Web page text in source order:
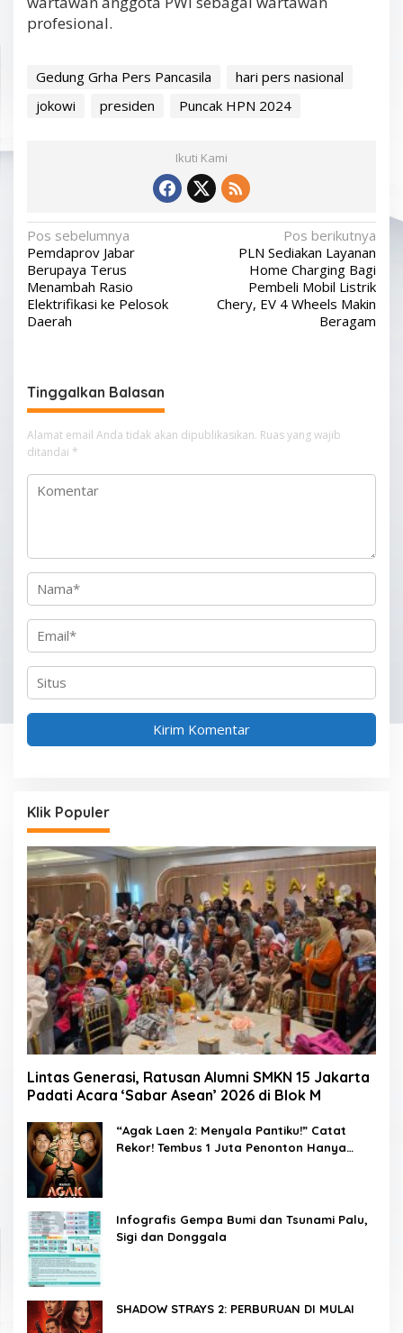
profesional.
Gedung Grha Pers Pancasila
hari pers nasional
jokowi
presiden Puncak HPN 2024
Ikuti Kami
N
a
v
i
s
i
p
o
s
Pos sebelumnya
Pemdaprov Jabar
Berupaya Terus
Menambah Rasio
Elektrifikasi ke Pelosok
Daerah
Pos berikutnya
PLN Sediakan Layanan
Home Charging Bagi
Pembeli Mobil Listrik
Chery, EV 4 Wheels Makin
Beragam
Tinggalkan Balasan
Alamat email Anda tidak akan dipublikasikan. Ruas yang wajib
ditandai *
Klik Populer
Lintas Generasi, Ratusan Alumni SMKN 15 Jakarta
Padati Acara ‘Sabar Asean’ 2026 di Blok M
“Agak Laen 2: Menyala Pantiku!” Catat
Rekor! Tembus 1 Juta Penonton Hanya
Infografis Gempa Bumi dan Tsunami Palu,
Sigi dan Donggala
SHADOW STRAYS 2: PERBURUAN DI MULAI